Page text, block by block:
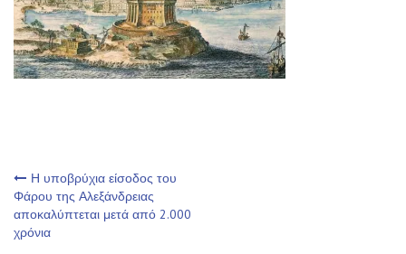
Πλοήγηση
άρθρων
Η υποβρύχια είσοδος του
Φάρου της Αλεξάνδρειας
αποκαλύπτεται μετά από 2.000
χρόνια